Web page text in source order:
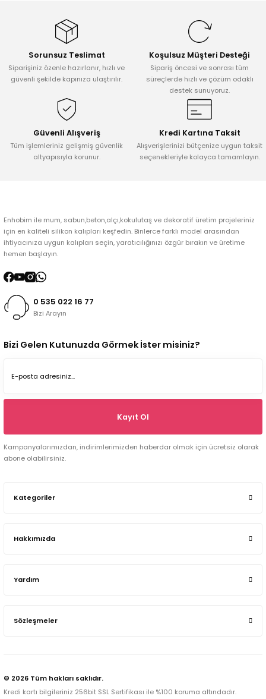
tarafımıza iletebilirsiniz.
Görüş ve önerileriniz için teşekkür ederiz.
Ürün resmi kalitesiz, bozuk veya görüntülenemiyor.
Ürün açıklamasında eksik bilgiler bulunuyor.
Ürün fiyatı diğer sitelerden daha pahalı.
Bu ürüne benzer farklı alternatifler olmalı.
Sorunsuz Teslimat
Siparişiniz özenle hazırlanır, hızlı ve
güvenli şekilde kapınıza ulaştırılır.
Koşulsuz Müşteri Desteği
Sipariş öncesi ve sonrası tüm
süreçlerde hızlı ve çözüm odaklı
destek sunuyoruz.
Güvenli Alışveriş
Tüm işlemleriniz gelişmiş güvenlik
altyapısıyla korunur.
Kredi Kartına Taksit
Alışverişlerinizi bütçenize uygun taksit
seçenekleriyle kolayca tamamlayın.
Enhobim ile mum, sabun,beton,alçı,kokulutaş ve dekoratif üretim projeleriniz
için en kaliteli silikon kalıpları keşfedin. Binlerce farklı model arasından
ihtiyacınıza uygun kalıpları seçin, yaratıcılığınızı özgür bırakın ve üretime
hemen başlayın.
0 535 022 16 77
Bizi Arayın
Kategoriler
Hakkımızda
Yardım
Sözleşmeler
Bizi Gelen Kutunuzda Görmek İster misiniz?
Kayıt Ol
Kampanyalarımızdan, indirimlerimizden haberdar olmak için ücretsiz olarak
abone olabilirsiniz.
© 2026 Tüm hakları saklıdır.
Kredi kartı bilgileriniz 256bit SSL Sertifikası ile %100 koruma altındadır.